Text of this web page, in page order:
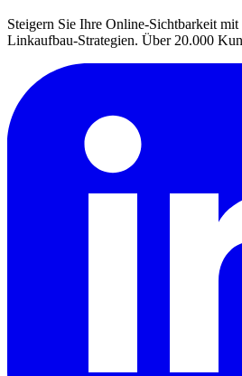
Steigern Sie Ihre Online-Sichtbarkeit
Linkaufbau-Strategien. Über 20.000